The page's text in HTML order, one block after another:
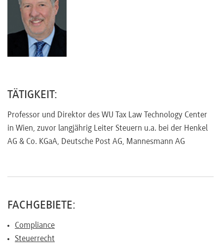
Learnings
Preisvorteile
TÄTIGKEIT:
Professor und Direktor des WU Tax Law Technology Center
in Wien, zuvor langjährig Leiter Steuern u.a. bei der Henkel
AG & Co. KGaA, Deutsche Post AG, Mannesmann AG
FACHGEBIETE:
Compliance
Steuerrecht